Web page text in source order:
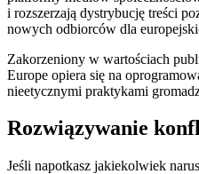
i rozszerzają dystrybucję treści
nowych odbiorców dla
Zakorzeniony w wartościach
Europe opiera się na
nieetycznymi praktykami
Rozwiązywanie
Jeśli napotkasz jakiekolwiek